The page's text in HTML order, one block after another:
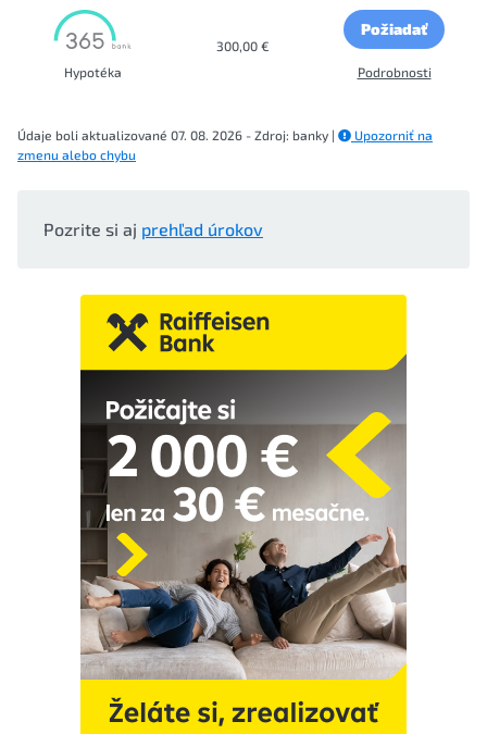
Hypotéka
300,00 €
Požiadať
Podrobnosti
Údaje boli aktualizované 07. 08. 2026 - Zdroj: banky |
Upozorniť na
zmenu alebo chybu
Pozrite si aj prehľad úrokov